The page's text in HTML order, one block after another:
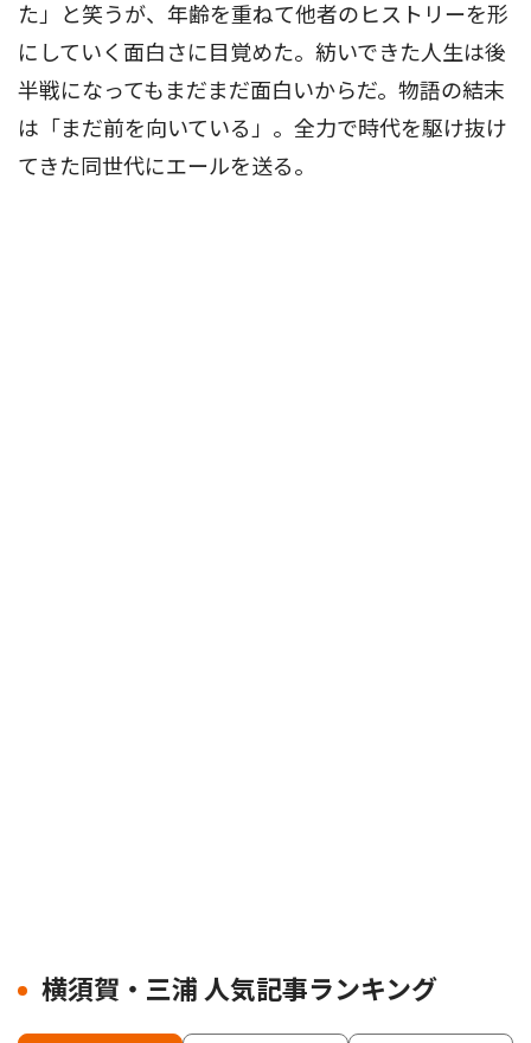
た」と笑うが、年齢を重ねて他者のヒストリーを形
にしていく面白さに目覚めた。紡いできた人生は後
半戦になってもまだまだ面白いからだ。物語の結末
は「まだ前を向いている」。全力で時代を駆け抜け
てきた同世代にエールを送る。
横須賀・三浦 人気記事ランキング